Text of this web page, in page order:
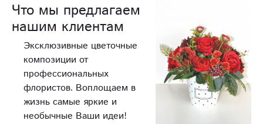
Что мы предлагаем
нашим клиентам
Эксклюзивные цветочные
композиции от
профессиональных
флористов. Воплощаем в
жизнь самые яркие и
необычные Ваши идеи!